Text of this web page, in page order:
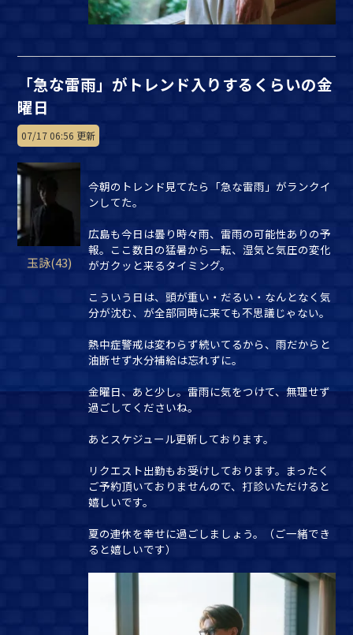
「急な雷雨」がトレンド入りするくらいの金
曜日
07/17 06:56 更新
玉詠(43)
今朝のトレンド見てたら「急な雷雨」がランクイ
ンしてた。
広島も今日は曇り時々雨、雷雨の可能性ありの予
報。ここ数日の猛暑から一転、湿気と気圧の変化
がガクッと来るタイミング。
こういう日は、頭が重い・だるい・なんとなく気
分が沈む、が全部同時に来ても不思議じゃない。
熱中症警戒は変わらず続いてるから、雨だからと
油断せず水分補給は忘れずに。
金曜日、あと少し。雷雨に気をつけて、無理せず
過ごしてくださいね。
あとスケジュール更新しております。
リクエスト出勤もお受けしております。まったく
ご予約頂いておりませんので、打診いただけると
嬉しいです。
夏の連休を幸せに過ごしましょう。（ご一緒でき
ると嬉しいです）